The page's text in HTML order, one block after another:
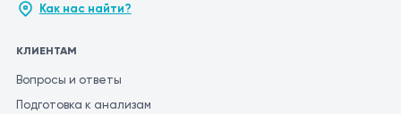
Как нас найти?
КЛИЕНТАМ
Вопросы и ответы
Подготовка к анализам